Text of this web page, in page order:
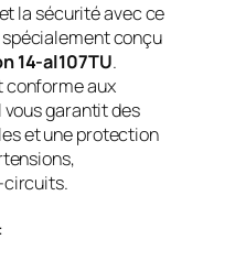
la sécurité avec ce
spécialement conçu
14-al107TU.
conforme aux
garantit des
et une protection